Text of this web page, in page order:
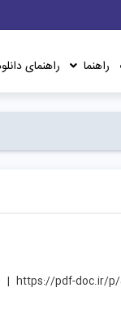
راهنما راهنمای
|